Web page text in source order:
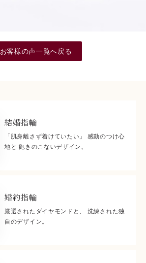
お客様の声一覧へ戻る
結婚指輪
「肌身離さず着けていたい」 感動のつけ心
地と 飽きのこないデザイン。
婚約指輪
厳選されたダイヤモンドと、 洗練された独
自のデザイン。